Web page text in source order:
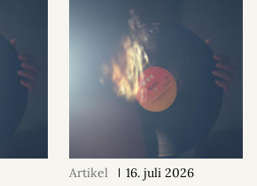
Artikel 16. juli 2026